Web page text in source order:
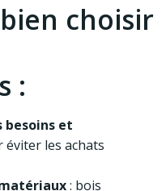
choisir
:
besoins et
éviter les achats
: bois